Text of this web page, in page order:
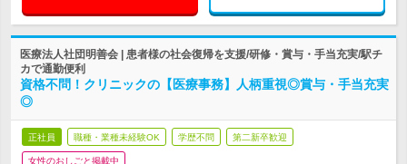
医療法人社団明善会 | 患者様の社会復帰を支援/研修・賞与・手当充実/駅チ
カで通勤便利
資格不問！クリニックの【医療事務】人柄重視◎賞与・手当充実
◎
正社員 職種・業種未経験OK 学歴不問 第二新卒歓迎
女性のおしごと掲載中